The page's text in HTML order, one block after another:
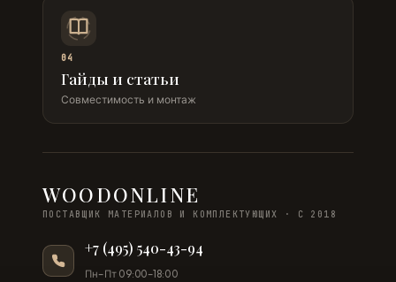
04
Гайды и статьи
Совместимость и монтаж
WOODONLINE
ПОСТАВЩИК МАТЕРИАЛОВ И КОМПЛЕКТУЮЩИХ · С 2018
+7 (495) 540-43-94
Пн–Пт 09:00–18:00